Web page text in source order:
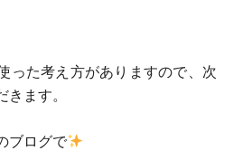
った考え方がありますので、次
きます。
ブログで